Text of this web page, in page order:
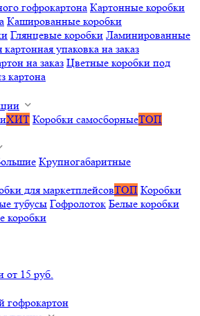
гофрокартона Картонные коробки
Кашированные коробки
Глянцевые коробки Ламинированные
упаковка на заказ
на заказ Цветные коробки под
картона
ХИТ Коробки самосборныеТОП
Крупногабаритные
для маркетплейсовТОП Коробки
тубусы Гофролоток Белые коробки
коробки
от 15 руб.
гофрокартон